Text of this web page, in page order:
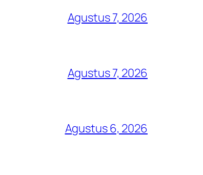
Agustus 7, 2026
Agustus 7, 2026
Agustus 6, 2026